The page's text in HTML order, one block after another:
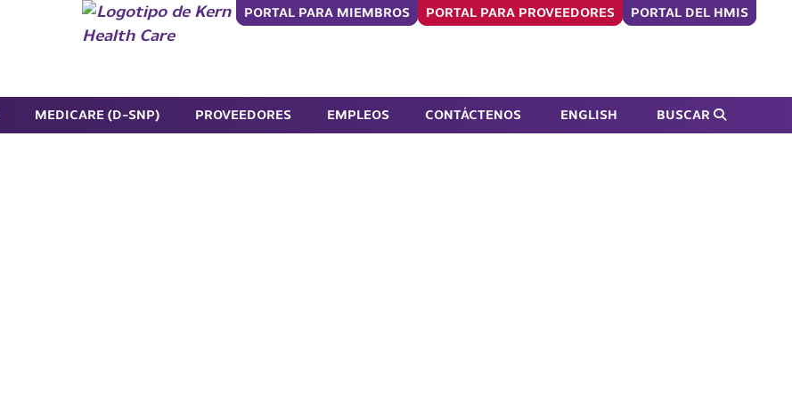
PORTAL PARA MIEMBROS PORTAL PARA PROVEEDORES PORTAL DEL HMIS
MEDICARE (D-SNP) PROVEEDORES EMPLEOS CONTÁCTENOS ENGLISH BUSCAR